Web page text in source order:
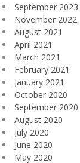
September 2023
November 2022
August 2021
April 2021
March 2021
February 2021
January 2021
October 2020
September 2020
August 2020
July 2020
June 2020
May 2020